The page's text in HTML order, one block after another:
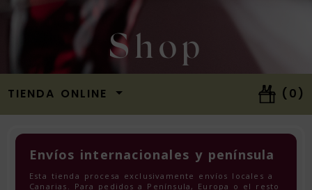
Shop
TIENDA ONLINE (0)
Envíos internacionales y península
Esta tienda procesa exclusivamente envíos locales a
Canarias. Para pedidos a Península, Europa o el resto